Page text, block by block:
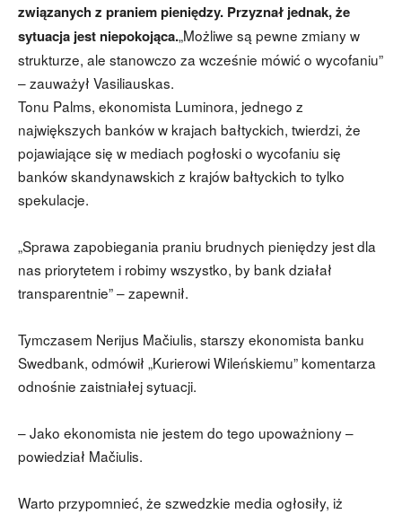
związanych z praniem pieniędzy. Przyznał jednak, że
sytuacja jest niepokojąca.„Możliwe są pewne zmiany w
strukturze, ale stanowczo za wcześnie mówić o wycofaniu”
– zauważył Vasiliauskas.
Tonu Palms, ekonomista Luminora, jednego z
największych banków w krajach bałtyckich, twierdzi, że
pojawiające się w mediach pogłoski o wycofaniu się
banków skandynawskich z krajów bałtyckich to tylko
spekulacje.
„Sprawa zapobiegania praniu brudnych pieniędzy jest dla
nas priorytetem i robimy wszystko, by bank działał
transparentnie” – zapewnił.
Tymczasem Nerijus Mačiulis, starszy ekonomista banku
Swedbank, odmówił „Kurierowi Wileńskiemu” komentarza
odnośnie zaistniałej sytuacji.
– Jako ekonomista nie jestem do tego upoważniony –
powiedział Mačiulis.
Warto przypomnieć, że szwedzkie media ogłosiły, iż